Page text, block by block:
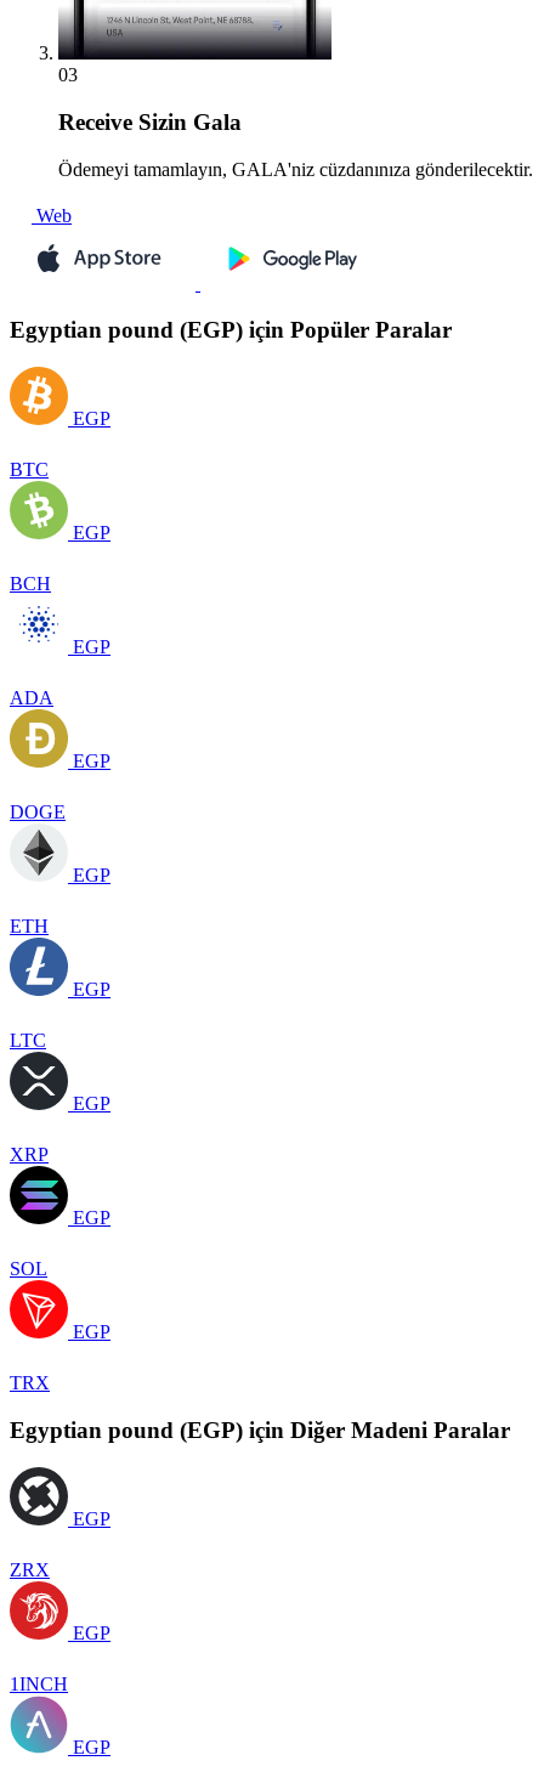
03
Receive Sizin Gala
Ödemeyi tamamlayın, GALA'niz cüzdanınıza gönderilecektir.
Web
Egyptian pound (EGP) için Popüler Paralar
EGP
BTC
EGP
BCH
EGP
ADA
EGP
DOGE
EGP
ETH
EGP
LTC
EGP
XRP
EGP
SOL
EGP
TRX
Egyptian pound (EGP) için Diğer Madeni Paralar
EGP
ZRX
EGP
1INCH
EGP